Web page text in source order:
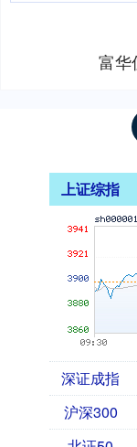
富华
上证综指
深证成指
沪深300